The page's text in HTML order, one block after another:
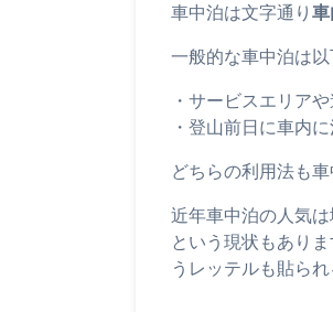
車中泊は文字通り 車
一般的な車中泊は
・サービスエリア
・登山前日に車内
どちらの利用法も
近年車中泊の人気
という現状もあり
うレッテルも貼ら